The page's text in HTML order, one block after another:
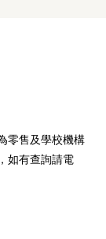
零售及學校機構
如有查詢請電